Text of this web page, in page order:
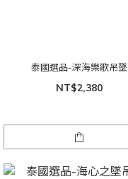
泰國選品-深海樂歌吊墜
NT$2,380